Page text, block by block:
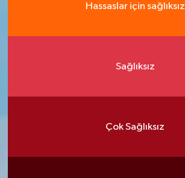
Hassaslar için sağlıksız
Sağlıksız
Çok Sağlıksız